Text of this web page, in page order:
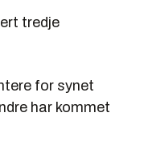
tredje
for synet
har kommet